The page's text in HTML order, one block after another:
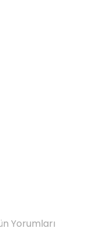
Yorumları